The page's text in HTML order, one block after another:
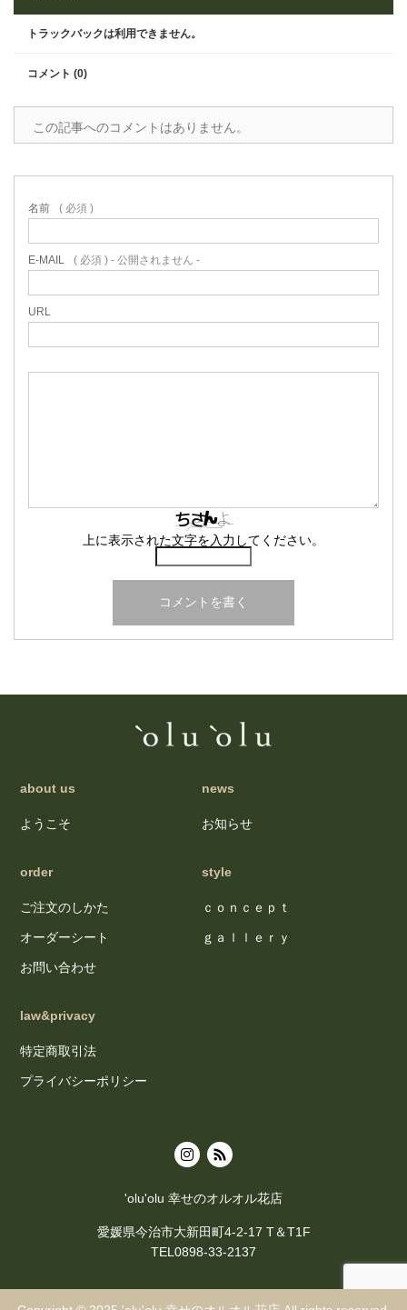
トラックバックは利用できません。
コメント (0)
この記事へのコメントはありません。
名前 ( 必須 )
E-MAIL ( 必須 ) - 公開されません -
URL
上に表示された文字を入力してください。
about us
ようこそ
news
お知らせ
order
ご注文のしかた
オーダーシート
お問い合わせ
style
ｃｏｎｃｅｐｔ
ｇａｌｌｅｒｙ
law&privacy
特定商取引法
プライバシーポリシー
'olu'olu 幸せのオルオル花店
愛媛県今治市大新田町4-2-17 T＆T1F
TEL0898-33-2137